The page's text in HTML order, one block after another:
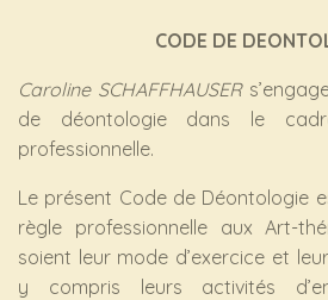
CODE DE
Caroline SCHAFFHAUSER
de déontologie dans le
professionnelle.
Le présent Code de Déontologie
règle professionnelle aux Art-
soient leur mode d’exercice et
y compris leurs activités